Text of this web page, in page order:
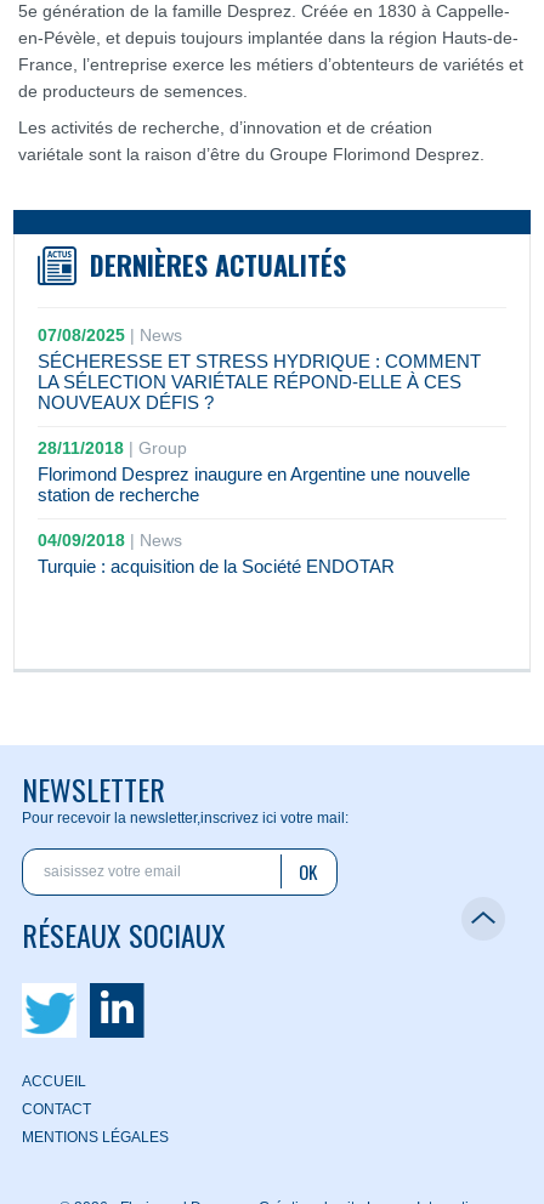
5e génération de la famille Desprez. Créée en 1830 à Cappelle-
en-Pévèle, et depuis toujours implantée dans la région Hauts-de-
France, l’entreprise exerce les métiers d’obtenteurs de variétés et
de producteurs de semences.
Les activités de recherche, d’innovation et de création
variétale sont la raison d’être du Groupe Florimond Desprez.
DERNIÈRES ACTUALITÉS
07/08/2025 | News
SÉCHERESSE ET STRESS HYDRIQUE : COMMENT
LA SÉLECTION VARIÉTALE RÉPOND-ELLE À CES
NOUVEAUX DÉFIS ?
28/11/2018 |Group
Florimond Desprez inaugure en Argentine une nouvelle
station de recherche
04/09/2018 | News
Turquie : acquisition de la Société ENDOTAR
NEWSLETTER
Pour recevoir la newsletter,inscrivez ici votre mail:
OK
RÉSEAUX SOCIAUX
ACCUEIL
CONTACT
MENTIONS LÉGALES